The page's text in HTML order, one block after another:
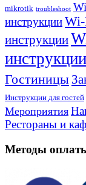
mikrotik troubleshoot
инструкции
инструкции
инструкции
Гостиницы
Инструкции для гостей
Мероприятия
Рестораны и
Методы